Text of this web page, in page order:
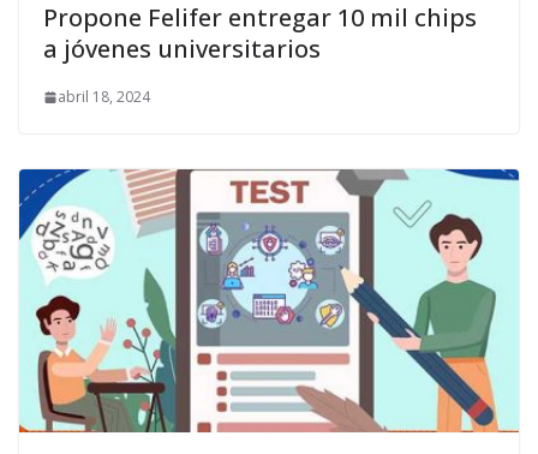
Propone Felifer entregar 10 mil chips
a jóvenes universitarios
abril 18, 2024